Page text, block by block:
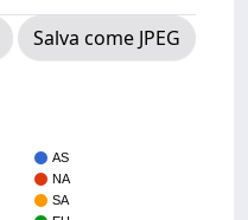
Salva come JPEG
AS
NA
SA